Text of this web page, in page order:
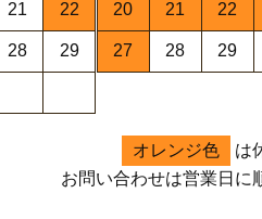
21 22
28 29
20 21 22
27 28 29
オレンジ色
は
お問い合わせは営業日に